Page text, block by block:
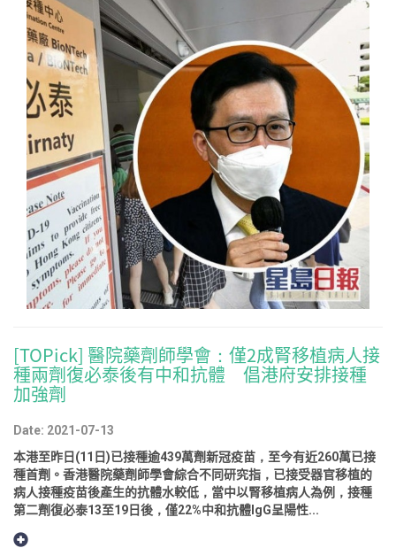
[TOPick] 醫院藥劑師學會：僅2成腎移植病人接
種兩劑復必泰後有中和抗體 倡港府安排接種
加強劑
Date: 2021-07-13
本港至昨日(11日)已接種逾439萬劑新冠疫苗，至今有近260萬已接
種首劑。香港醫院藥劑師學會綜合不同研究指，已接受器官移植的
病人接種疫苗後產生的抗體水較低，當中以腎移植病人為例，接種
第二劑復必泰13至19日後，僅22%中和抗體IgG呈陽性...